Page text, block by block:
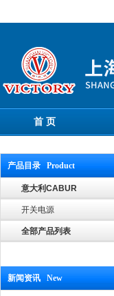
首 页
产品目录 Product
意大利CABUR
开关电源
全部产品列表
新闻资讯 New